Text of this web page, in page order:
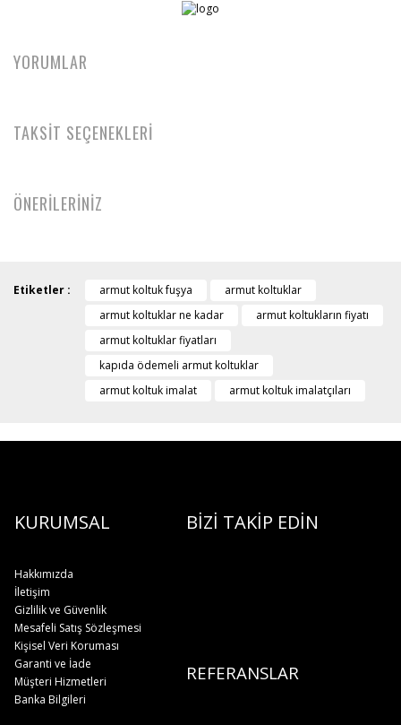
YORUMLAR
TAKSİT SEÇENEKLERİ
ÖNERİLERİNİZ
Etiketler : armut koltuk fuşya
armut koltuklar
armut koltuklar ne kadar
armut koltukların fiyatı
armut koltuklar fiyatları
kapıda ödemeli armut koltuklar
armut koltuk imalat
armut koltuk imalatçıları
KURUMSAL BİZİ TAKİP EDİN
Hakkımızda
İletişim
Gizlilik ve Güvenlik
Mesafeli Satış Sözleşmesi
Kişisel Veri Koruması
REFERANSLAR
Garanti ve İade
Müşteri Hizmetleri
Banka Bilgileri